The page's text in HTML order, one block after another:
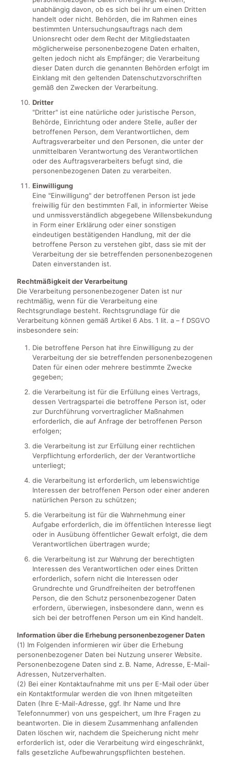
unabhängig davon, ob es sich bei ihr um einen Dritten
handelt oder nicht. Behörden, die im Rahmen eines
bestimmten Untersuchungsauftrags nach dem
Unionsrecht oder dem Recht der Mitgliedstaaten
möglicherweise personenbezogene Daten erhalten,
gelten jedoch nicht als Empfänger; die Verarbeitung
dieser Daten durch die genannten Behörden erfolgt im
Einklang mit den geltenden Datenschutzvorschriften
gemäß den Zwecken der Verarbeitung.
Dritter
"Dritter" ist eine natürliche oder juristische Person,
Behörde, Einrichtung oder andere Stelle, außer der
betroffenen Person, dem Verantwortlichen, dem
Auftragsverarbeiter und den Personen, die unter der
unmittelbaren Verantwortung des Verantwortlichen
oder des Auftragsverarbeiters befugt sind, die
personenbezogenen Daten zu verarbeiten.
Einwilligung
Eine "Einwilligung" der betroffenen Person ist jede
freiwillig für den bestimmten Fall, in informierter Weise
und unmissverständlich abgegebene Willensbekundung
in Form einer Erklärung oder einer sonstigen
eindeutigen bestätigenden Handlung, mit der die
betroffene Person zu verstehen gibt, dass sie mit der
Verarbeitung der sie betreffenden personenbezogenen
Daten einverstanden ist.
Rechtmäßigkeit der Verarbeitung
Die Verarbeitung personenbezogener Daten ist nur
rechtmäßig, wenn für die Verarbeitung eine
Rechtsgrundlage besteht. Rechtsgrundlage für die
Verarbeitung können gemäß Artikel 6 Abs. 1 lit. a – f DSGVO
insbesondere sein:
Die betroffene Person hat ihre Einwilligung zu der
Verarbeitung der sie betreffenden personenbezogenen
Daten für einen oder mehrere bestimmte Zwecke
gegeben;
die Verarbeitung ist für die Erfüllung eines Vertrags,
dessen Vertragspartei die betroffene Person ist, oder
zur Durchführung vorvertraglicher Maßnahmen
erforderlich, die auf Anfrage der betroffenen Person
erfolgen;
die Verarbeitung ist zur Erfüllung einer rechtlichen
Verpflichtung erforderlich, der der Verantwortliche
unterliegt;
die Verarbeitung ist erforderlich, um lebenswichtige
Interessen der betroffenen Person oder einer anderen
natürlichen Person zu schützen;
die Verarbeitung ist für die Wahrnehmung einer
Aufgabe erforderlich, die im öffentlichen Interesse liegt
oder in Ausübung öffentlicher Gewalt erfolgt, die dem
Verantwortlichen übertragen wurde;
die Verarbeitung ist zur Wahrung der berechtigten
Interessen des Verantwortlichen oder eines Dritten
erforderlich, sofern nicht die Interessen oder
Grundrechte und Grundfreiheiten der betroffenen
Person, die den Schutz personenbezogener Daten
erfordern, überwiegen, insbesondere dann, wenn es
sich bei der betroffenen Person um ein Kind handelt.
Information über die Erhebung personenbezogener Daten
(1) Im Folgenden informieren wir über die Erhebung
personenbezogener Daten bei Nutzung unserer Website.
Personenbezogene Daten sind z. B. Name, Adresse, E-Mail-
Adressen, Nutzerverhalten.
(2) Bei einer Kontaktaufnahme mit uns per E-Mail oder über
ein Kontaktformular werden die von Ihnen mitgeteilten
Daten (Ihre E-Mail-Adresse, ggf. Ihr Name und Ihre
Telefonnummer) von uns gespeichert, um Ihre Fragen zu
beantworten. Die in diesem Zusammenhang anfallenden
Daten löschen wir, nachdem die Speicherung nicht mehr
erforderlich ist, oder die Verarbeitung wird eingeschränkt,
falls gesetzliche Aufbewahrungspflichten bestehen.